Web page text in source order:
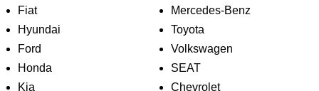
Fiat
Hyundai
Ford
Honda
Kia
Mercedes-Benz
Toyota
Volkswagen
SEAT
Chevrolet